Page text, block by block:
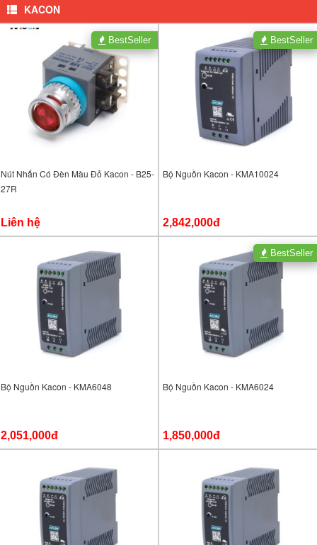
KACON
Nút Nhấn Có Đèn Màu Đỏ Kacon - B25-
27R
Liên hệ
BestSeller
Bộ Nguồn Kacon - KMA10024
2,842,000đ
BestSeller
Bộ Nguồn Kacon - KMA6048
2,051,000đ
Bộ Nguồn Kacon - KMA6024
1,850,000đ
BestSeller